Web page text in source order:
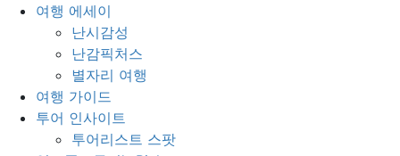
여행 에세이
난시감성
난감픽처스
별자리 여행
여행 가이드
투어 인사이트
투어리스트 스팟